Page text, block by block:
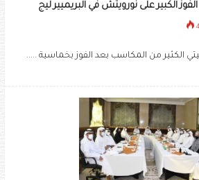
الكثير من المكاسب بعد الفوز بخماسية .....